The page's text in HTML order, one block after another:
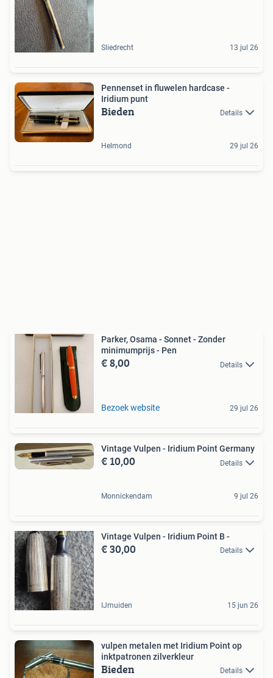
Sliedrecht 13 jul 26
Pennenset in fluwelen hardcase -
Iridium punt
Bieden Details
Helmond 29 jul 26
Parker, Osama - Sonnet - Zonder
minimumprijs - Pen
€ 8,00 Details
Bezoek website 29 jul 26
Vintage Vulpen - Iridium Point Germany
€ 10,00 Details
Monnickendam 9 jul 26
Vintage Vulpen - Iridium Point B -
€ 30,00 Details
IJmuiden 15 jun 26
vulpen metalen met Iridium Point op
inktpatronen zilverkleur
Bieden Details